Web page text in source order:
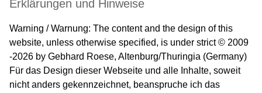
Erklärungen und Hinweise
Warning / Warnung: The content and the design of this
website, unless otherwise specified, is under strict © 2009
-2026 by Gebhard Roese, Altenburg/Thuringia (Germany)
Für das Design dieser Webseite und alle Inhalte, soweit
nicht anders gekennzeichnet, beanspruche ich das